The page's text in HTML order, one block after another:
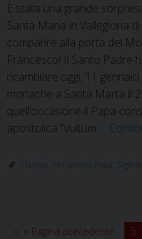
È stata una grande
Santa Maria in Vallegloria
comparire alla porta del
Francesco! Il Santo Padre
ricambiare oggi, 11
monache a Santa Marta il
quell’occasione il Papa
apostolica “Vultum …
Clarisse Monastero Papa
« Pagina precedente 5